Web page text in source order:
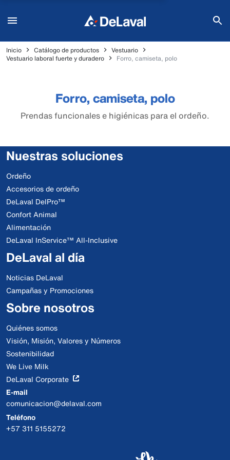
Inicio Catálogo de productos
Vestuario
Vestuario laboral fuerte y duradero
Forro, camiseta, polo
Forro, camiseta, polo
Prendas funcionales e higiénicas para el ordeño.
Nuestras soluciones
Ordeño
Accesorios de ordeño
DeLaval DelPro™
Confort Animal
Alimentación
DeLaval InService™ All-Inclusive
DeLaval al día
Noticias DeLaval
Campañas y Promociones
Sobre nosotros
Quiénes somos
Visión, Misión, Valores y Números
Sostenibilidad
We Live Milk
DeLaval Corporate
E-mail
comunicacion@delaval.com
Teléfono
+57 311 5155272